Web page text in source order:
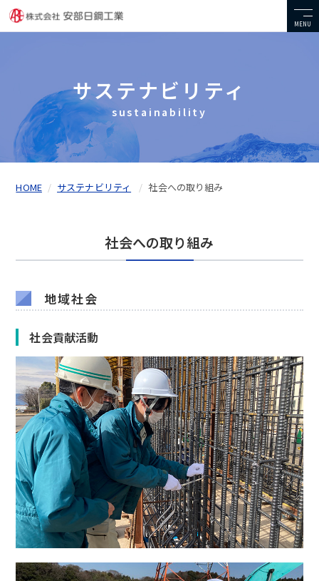
MENU
サステナビリティ
sustainability
HOME サステナビリティ 社会への取り組み
社会への取り組み
地域社会
社会貢献活動